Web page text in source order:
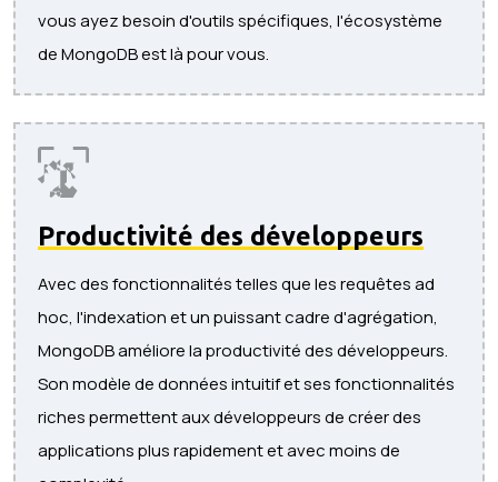
vous ayez besoin d'outils spécifiques, l'écosystème
de MongoDB est là pour vous.
Productivité des développeurs
Avec des fonctionnalités telles que les requêtes ad
hoc, l'indexation et un puissant cadre d'agrégation,
MongoDB améliore la productivité des développeurs.
Son modèle de données intuitif et ses fonctionnalités
riches permettent aux développeurs de créer des
applications plus rapidement et avec moins de